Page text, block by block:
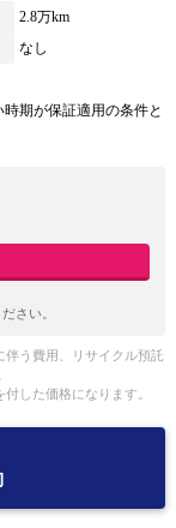
2.8万km
なし
期が保証適用の条件と
さい。
う費用、リサイクル預託
した価格になります。